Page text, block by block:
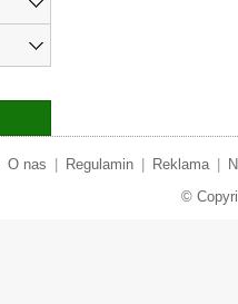
O nas Regulamin Reklama
©